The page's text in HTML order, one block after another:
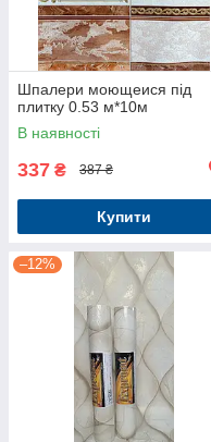
Шпалери моющеися під
плитку 0.53 м*10м
В наявності
337 ₴ 387 ₴
Купити
–12%